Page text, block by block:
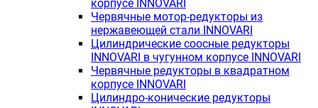
корпусе INNOVARI
Червячные мотор-редукторы из
нержавеющей стали INNOVARI
Цилиндрические соосные редукторы
INNOVARI в чугунном корпусе INNOVARI
Червячные редукторы в квадратном
корпусе INNOVARI
Цилиндро-конические редукторы